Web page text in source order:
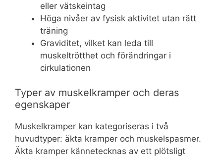
eller vätskeintag
Höga nivåer av fysisk aktivitet utan rätt
träning
Graviditet, vilket kan leda till
muskeltrötthet och förändringar i
cirkulationen
Typer av muskelkramper och deras
egenskaper
Muskelkramper kan kategoriseras i två
huvudtyper: äkta kramper och muskelspasmer.
Äkta kramper kännetecknas av ett plötsligt